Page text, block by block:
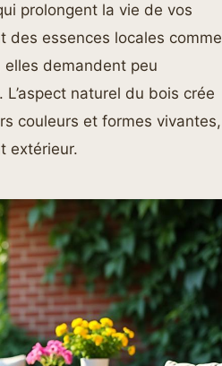
prolongent la vie de vos
des essences locales comme
elles demandent peu
naturel du bois crée
couleurs et formes vivantes,
extérieur.